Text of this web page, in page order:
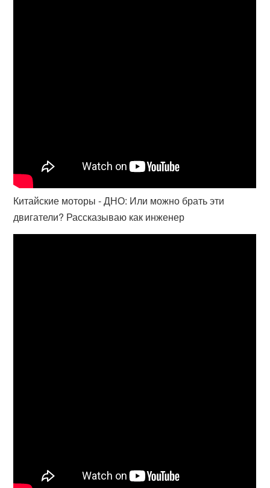
Китайские моторы - ДНО: Или можно брать эти
двигатели? Рассказываю как инженер